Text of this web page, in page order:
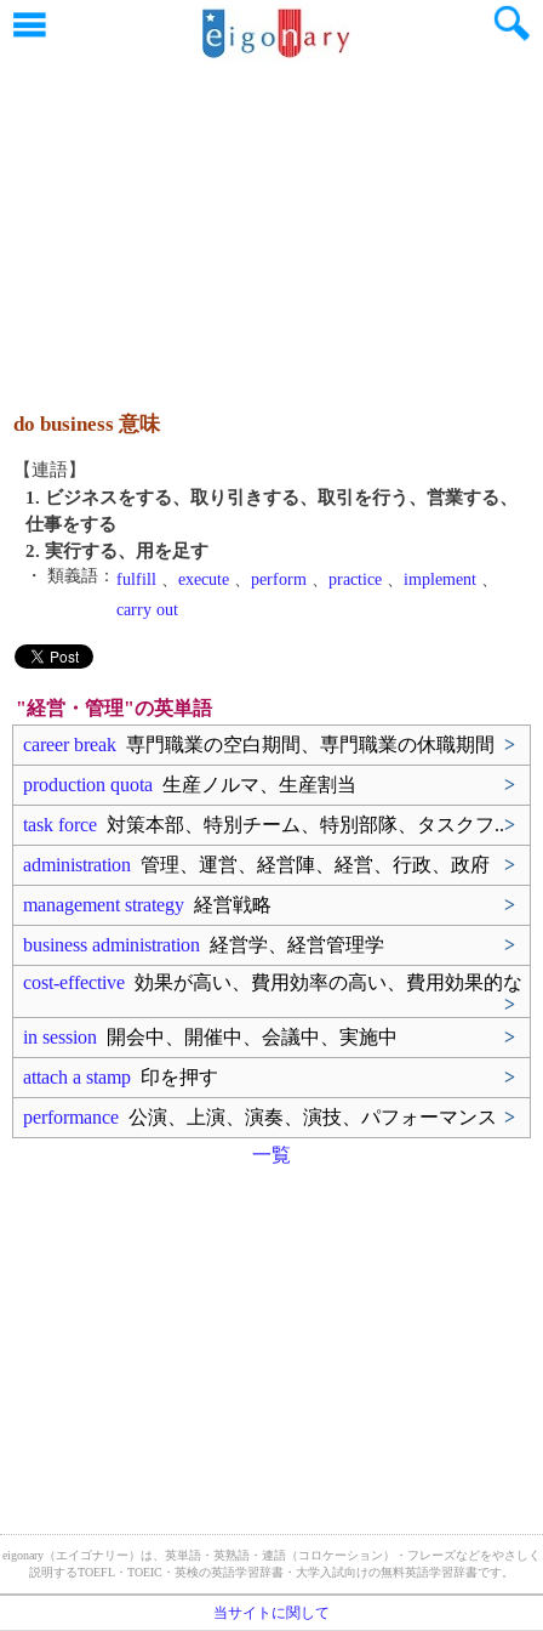
do business 意味
【連語】
1. ビジネスをする、取り引きする、取引を行う、営業する、
仕事をする
2. 実行する、用を足す
・ 類義語： fulfill 、 execute 、 perform 、 practice 、 implement 、
carry out
"経営・管理"の英単語
career break 専門職業の空白期間、専門職業の休職期間 >
production quota 生産ノルマ、生産割当
>
task force 対策本部、特別チーム、特別部隊、タスクフ..>
administration 管理、運営、経営陣、経営、行政、政府
>
management strategy 経営戦略
>
business administration 経営学、経営管理学
>
cost-effective 効果が高い、費用効率の高い、費用効果的な
>
in session 開会中、開催中、会議中、実施中
>
attach a stamp 印を押す
>
performance 公演、上演、演奏、演技、パフォーマンス >
一覧
eigonary（エイゴナリー）は、英単語・英熟語・連語（コロケーション）・フレーズなどをやさしく
説明するTOEFL・TOEIC・英検の英語学習辞書・大学入試向けの無料英語学習辞書です。
当サイトに関して